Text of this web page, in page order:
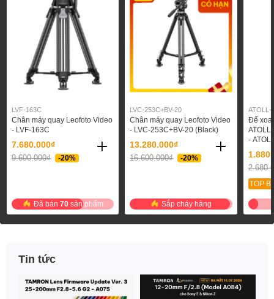
LVF-163C
Chân máy quay Leofoto Video
- LVF-163C
7.680.000₫
9.600.000₫ -20%
Đã bán70 sản phẩm
LVC-253C+BV-20
Chân máy quay Leofoto Video
- LVC-253C+BV-20 (Black)
13.280.000₫
16.600.000₫ -20%
Sắp cháy hàng
ATOLL-
Đế
ATOLL
-
TOP
Tin tức